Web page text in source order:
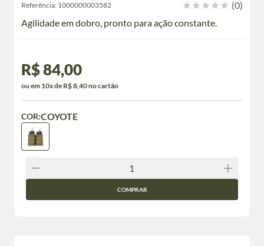
Referência: 1000000003582
(0)
Agilidade em dobro, pronto para ação constante.
R$ 84,00
ou em 10x de R$ 8,40 no cartão
COR:COYOTE
COMPRAR